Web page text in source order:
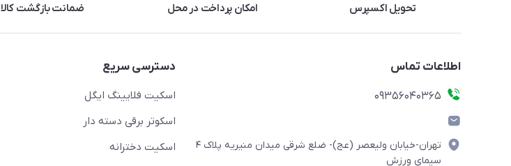
تحویل اکسپرس امکان پرداخت در محل ضمانت بازگشت کالا
اطلاعات تماس
۰۹۳۵۶۰۴۰۳۶۵
تهران-خیابان ولیعصر (عج)- ضلع شرقی میدان منیریه پلاک ۴
سیمای ورزش
دسترسی سریع
اسکیت فلایینگ ایگل
اسکوتر برقی دسته دار
اسکیت دخترانه